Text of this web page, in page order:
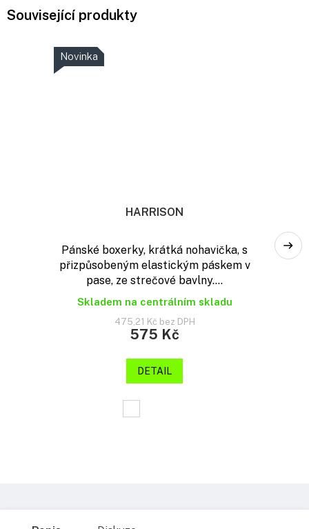
Související produkty
Novinka
HARRISON
Pánské boxerky, krátká nohavička, s
přizpůsobeným elastickým páskem v
pase, ze strečové bavlny....
Skladem na centrálním skladu
475,21 Kč bez DPH
575 Kč
DETAIL